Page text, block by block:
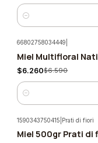
Cantidad
-5%
66802758034449
Miel Multifloral
$6.260$6.590
Cantidad
-5%
1590343750415 Prati di fiori
Miel 500gr Prati di